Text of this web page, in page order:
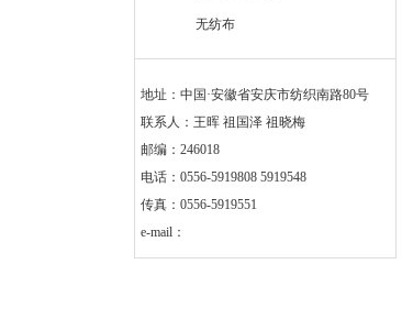
无纺布
地址：中国·安徽省安庆市纺织南路80号
联系人：王晖 祖国泽 祖晓梅
邮编：246018
电话：0556-5919808 5919548
传真：0556-5919551
e-mail：